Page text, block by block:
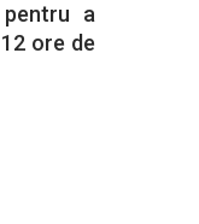
a
ore de